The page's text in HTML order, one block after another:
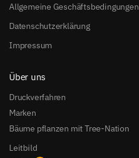
Allgemeine Geschäftsbedingungen
Datenschutzerklärung
Impressum
Über uns
Druckverfahren
Marken
Bäume pflanzen mit Tree-Nation
Leitbild